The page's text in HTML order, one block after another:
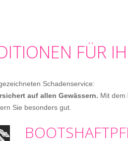
FÜR
Schadenservice:
auf allen Gewässern. Mit dem
Sie besonders gut.